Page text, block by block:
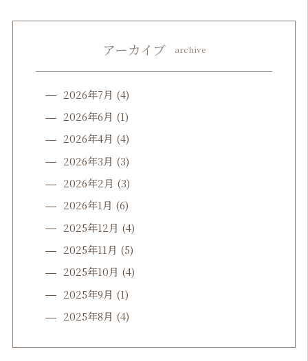
アーカイブ archive
2026年7月 (4)
2026年6月 (1)
2026年4月 (4)
2026年3月 (3)
2026年2月 (3)
2026年1月 (6)
2025年12月 (4)
2025年11月 (5)
2025年10月 (4)
2025年9月 (1)
2025年8月 (4)